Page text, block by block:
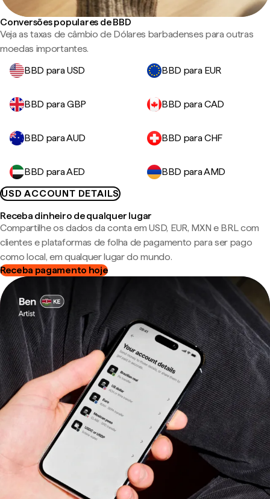
Conversões populares de BBD
Veja as taxas de câmbio de Dólares barbadenses para outras
moedas importantes.
BBD para USD
BBD para EUR
BBD para GBP BBD para CAD
BBD para AUD BBD para CHF
BBD para AED
BBD para AMD
USD ACCOUNT DETAILS
Receba dinheiro de qualquer lugar
Compartilhe os dados da conta em USD, EUR, MXN e BRL com
clientes e plataformas de folha de pagamento para ser pago
como local, em qualquer lugar do mundo.
Receba pagamento hoje